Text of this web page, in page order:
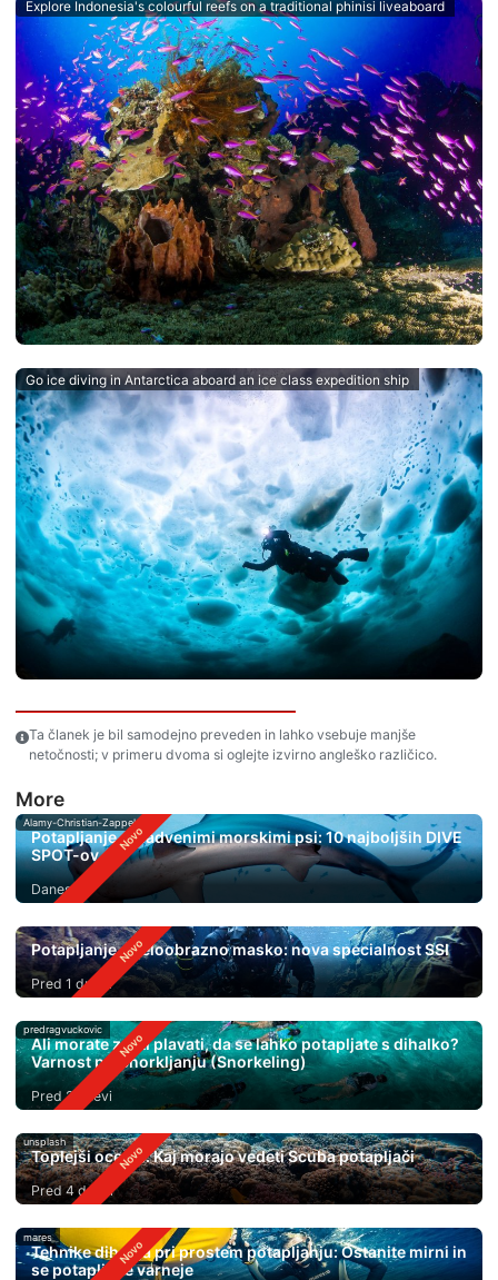
Explore Indonesia's colourful reefs on a traditional phinisi liveaboard
Go ice diving in Antarctica aboard an ice class expedition ship
Ta članek je bil samodejno preveden in lahko vsebuje manjše
netočnosti; v primeru dvoma si oglejte izvirno angleško različico.
More
Alamy-Christian-Zappel
Potapljanje s kladvenimi morskimi psi: 10 najboljših DIVE
SPOT-ov
Danes
Potapljanje s celoobrazno masko: nova specialnost SSI
Pred 1 dnem
predragvuckovic
Ali morate znati plavati, da se lahko potapljate s dihalko?
Varnost pri Snorkljanju (Snorkeling)
Pred 2 dnevi
unsplash
Toplejši oceani: Kaj morajo vedeti Scuba potapljači
Pred 4 dnevi
mares
Tehnike dihanja pri prostem potapljanju: Ostanite mirni in
se potapljajte varneje